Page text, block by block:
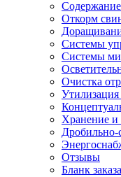
Откорм
Системы
Системы
Очистка
Утилизация
Хранение и
Дробильно-
Отзывы
Бланк